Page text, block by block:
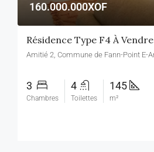
160.000.000XOF
Résidence Type F4 À Vendre
3
Chambres
4
Toilettes
145
m²